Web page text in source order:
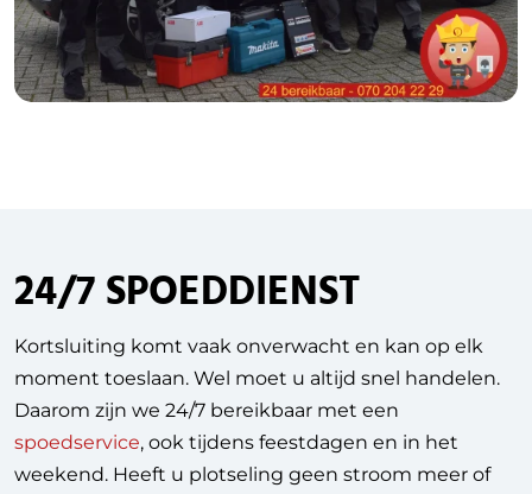
24/7 SPOEDDIENST
Kortsluiting komt vaak onverwacht en kan op elk
moment toeslaan. Wel moet u altijd snel handelen.
Daarom zijn we 24/7 bereikbaar met een
spoedservice, ook tijdens feestdagen en in het
weekend. Heeft u plotseling geen stroom meer of